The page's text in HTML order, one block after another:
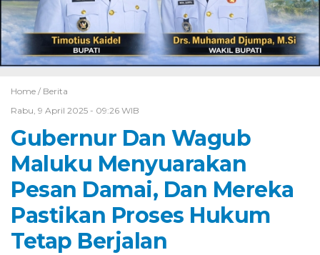
Home / Berita
Rabu, 9 April 2025 - 09:26 WIB
Gubernur Dan Wagub
Maluku Menyuarakan
Pesan Damai, Dan Mereka
Pastikan Proses Hukum
Tetap Berjalan